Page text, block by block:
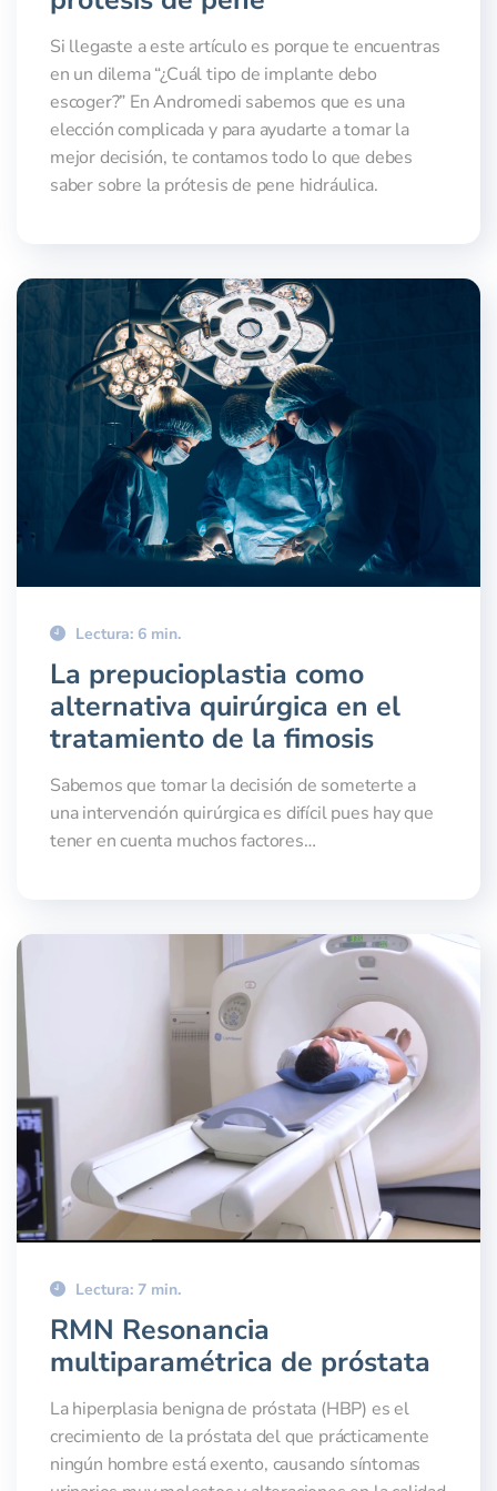
Si llegaste a este artículo es porque te encuentras
en un dilema “¿Cuál tipo de implante debo
escoger?” En Andromedi sabemos que es una
elección complicada y para ayudarte a tomar la
mejor decisión, te contamos todo lo que debes
saber sobre la prótesis de pene hidráulica.
Lectura: 6 min.
La prepucioplastia como
alternativa quirúrgica en el
tratamiento de la fimosis
Sabemos que tomar la decisión de someterte a
una intervención quirúrgica es difícil pues hay que
tener en cuenta muchos factores…
Lectura: 7 min.
RMN Resonancia
multiparamétrica de próstata
La hiperplasia benigna de próstata (HBP) es el
crecimiento de la próstata del que prácticamente
ningún hombre está exento, causando síntomas